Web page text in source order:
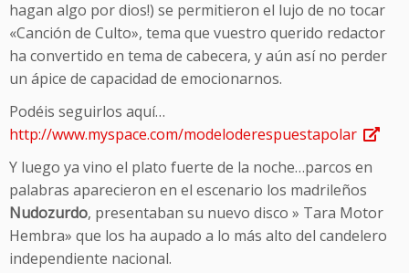
hagan algo por dios!) se permitieron el lujo de no tocar
«Canción de Culto», tema que vuestro querido redactor
ha convertido en tema de cabecera, y aún así no perder
un ápice de capacidad de emocionarnos.
Podéis seguirlos aquí…
http://www.myspace.com/modeloderespuestapolar
Y luego ya vino el plato fuerte de la noche…parcos en
palabras aparecieron en el escenario los madrileños
Nudozurdo, presentaban su nuevo disco » Tara Motor
Hembra» que los ha aupado a lo más alto del candelero
independiente nacional.